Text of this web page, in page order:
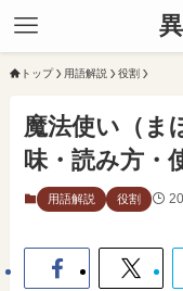
トップ 用語解説 役割
魔法使い（ま
味・読み方・
用語解説 役割